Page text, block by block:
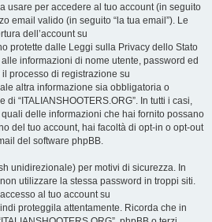
usare per accedere al tuo account (in seguito
email valido (in seguito “la tua email”). Le
dell’account su
protette dalle Leggi sulla Privacy dello Stato
informazioni di nome utente, password ed
processo di registrazione su
altra informazione sia obbligatoria o
“ITALIANSHOOTERS.ORG”. In tutti i casi,
delle informazioni che hai fornito possano
del tuo account, hai facoltà di opt-in o opt-out
del software phpBB.
unidirezionale) per motivi di sicurezza. In
utilizzare la stessa password in troppi siti.
al tuo account su
proteggila attentamente. Ricorda che in